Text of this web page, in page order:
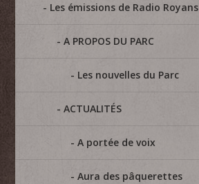
Les émissions de Radio Royans
A PROPOS DU PARC
Les nouvelles du Parc
ACTUALITÉS
A portée de voix
Aura des pâquerettes